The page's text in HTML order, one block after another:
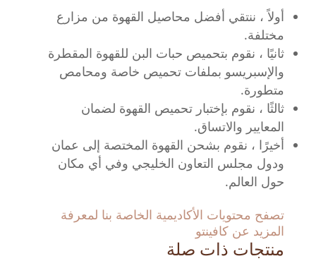
أولاً ، ننتقي أفضل محاصيل القهوة من مزارع
مختلفة.
ثانيًا ، نقوم بتحميص حبات البن للقهوة المقطرة
والإسبريسو بملفات تحميص خاصة ومحامص
متطورة.
ثالثًا ، نقوم بإختبار تحميص القهوة لضمان
المعايير والاتساق.
أخيرًا ، نقوم بشحن القهوة المختصة إلى عمان
ودول مجلس التعاون الخليجي وفي أي مكان
حول العالم.
تصفح محتويات الأكاديمية الخاصة بنا لمعرفة
المزيد عن كافينتو
منتجات ذات صلة